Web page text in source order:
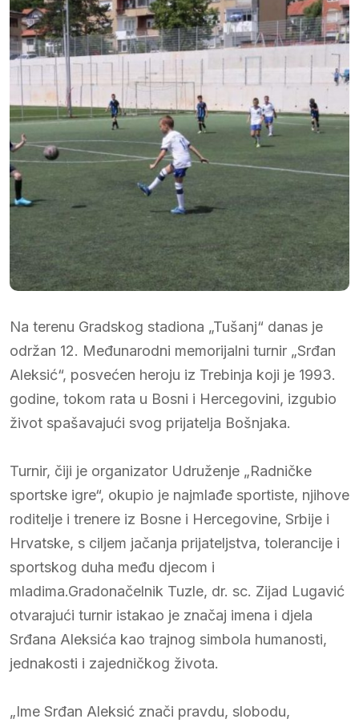
Na terenu Gradskog stadiona „Tušanj“ danas je
održan 12. Međunarodni memorijalni turnir „Srđan
Aleksić“, posvećen heroju iz Trebinja koji je 1993.
godine, tokom rata u Bosni i Hercegovini, izgubio
život spašavajući svog prijatelja Bošnjaka.
Turnir, čiji je organizator Udruženje „Radničke
sportske igre“, okupio je najmlađe sportiste, njihove
roditelje i trenere iz Bosne i Hercegovine, Srbije i
Hrvatske, s ciljem jačanja prijateljstva, tolerancije i
sportskog duha među djecom i
mladima.Gradonačelnik Tuzle, dr. sc. Zijad Lugavić
otvarajući turnir istakao je značaj imena i djela
Srđana Aleksića kao trajnog simbola humanosti,
jednakosti i zajedničkog života.
„Ime Srđan Aleksić znači pravdu, slobodu,